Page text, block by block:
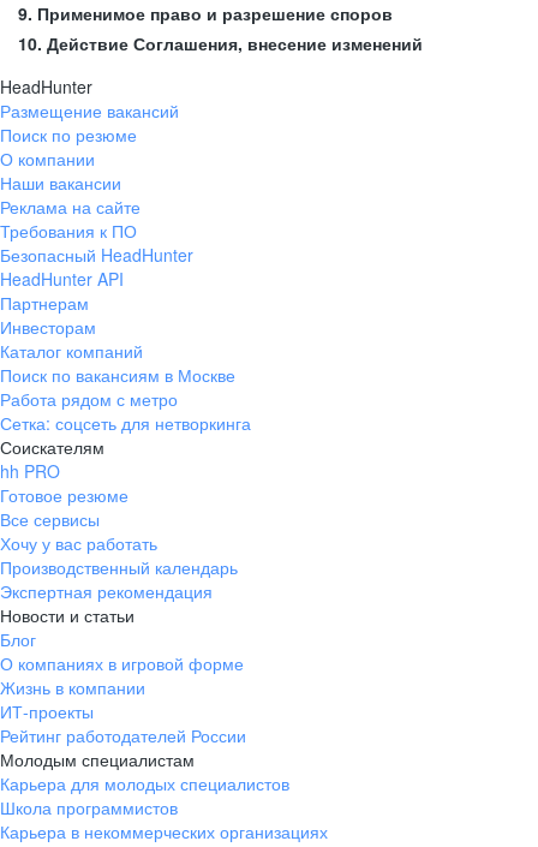
9. Применимое право и разрешение споров
10. Действие Соглашения, внесение изменений
HeadHunter
Размещение вакансий
Поиск по резюме
О компании
Наши вакансии
Реклама на сайте
Требования к ПО
Безопасный HeadHunter
HeadHunter API
Партнерам
Инвесторам
Каталог компаний
Поиск по вакансиям в Москве
Работа рядом с метро
Сетка: соцсеть для нетворкинга
Соискателям
hh PRO
Готовое резюме
Все сервисы
Хочу у вас работать
Производственный календарь
Экспертная рекомендация
Новости и статьи
Блог
О компаниях в игровой форме
Жизнь в компании
ИТ-проекты
Рейтинг работодателей России
Молодым специалистам
Карьера для молодых специалистов
Школа программистов
Карьера в некоммерческих организациях